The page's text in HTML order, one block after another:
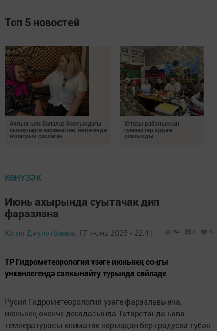
Топ 5 новостей
Ачлык һәм Балалар йортындагы
сынауларга карамастан, йөрәгендә
ихласлык саклаган
Ютазы районыннан
гуманитар ярдәм
озатылды
КӨНҮЗӘК
Июнь ахырында суытачак дип
фаразлана
Юлия Дәүләтбаева, 17 июнь 2026 - 22:41 54 0 0
ТР Гидрометеорология үзәге июньнең соңгы
ункөнлегендә салкынайту турында сөйләде
Русия Гидрометеорология үзәге фаразлавынча,
июньнең өченче декадасында Татарстанда һава
температурасы климатик нормадан бер градуска түбән